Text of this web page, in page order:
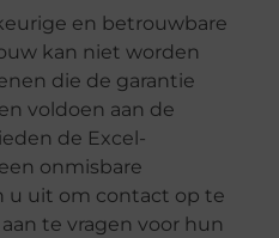
en betrouwbare
kan niet worden
die de garantie
voldoen aan de
de Excel-
onmisbare
u uit om contact op te
te vragen voor hun